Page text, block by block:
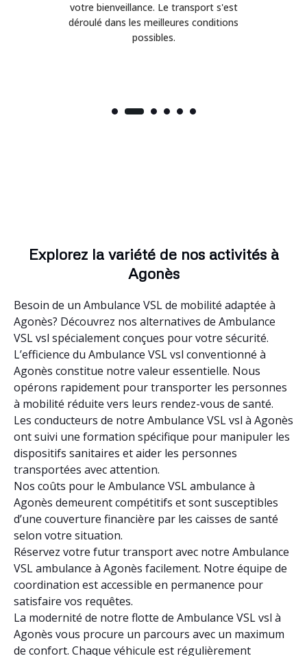
votre bienveillance. Le transport s'est
déroulé dans les meilleures conditions
possibles.
Explorez la variété de nos activités à
Agonès
Besoin de un Ambulance VSL de mobilité adaptée à
Agonès? Découvrez nos alternatives de Ambulance
VSL vsl spécialement conçues pour votre sécurité.
L’efficience du Ambulance VSL vsl conventionné à
Agonès constitue notre valeur essentielle. Nous
opérons rapidement pour transporter les personnes
à mobilité réduite vers leurs rendez-vous de santé.
Les conducteurs de notre Ambulance VSL vsl à Agonès
ont suivi une formation spécifique pour manipuler les
dispositifs sanitaires et aider les personnes
transportées avec attention.
Nos coûts pour le Ambulance VSL ambulance à
Agonès demeurent compétitifs et sont susceptibles
d’une couverture financière par les caisses de santé
selon votre situation.
Réservez votre futur transport avec notre Ambulance
VSL ambulance à Agonès facilement. Notre équipe de
coordination est accessible en permanence pour
satisfaire vos requêtes.
La modernité de notre flotte de Ambulance VSL vsl à
Agonès vous procure un parcours avec un maximum
de confort. Chaque véhicule est régulièrement